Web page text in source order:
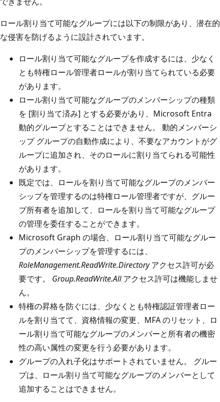
ロール割り当て可能なグループには以下の制限があり、潜在的
な侵害を防げるように設計されています。
ロール割り当て可能なグループを作成するには、少なく
とも特権ロール管理者ロールが割り当てられている必要
があります。
ロール割り当て可能なグループのメンバーシップの種類
を [割り当て済み] とする必要があり、Microsoft Entra
動的グループとすることはできません。 動的メンバーシ
ップ グループの自動作成により、不要なアカウントがグ
ループに追加され、そのロールに割り当てられる可能性
があります。
既定では、ロールを割り当て可能なグループのメンバー
シップを管理するのは特権ロール管理者ですが、グルー
プ所有者を追加して、ロールを割り当て可能なグループ
の管理を委任することができます。
Microsoft Graph の場合、ロール割り当て可能なグルー
プのメンバーシップを管理するには、
RoleManagement.ReadWrite.Directoryアクセス許可が必
要です。 Group.ReadWrite.Allアクセス許可は機能しませ
ん。
特権の昇格を防ぐには、少なくとも特権認証管理者ロー
ルを割り当てて、資格情報の変更、MFA のリセット、ロ
ール割り当て可能なグループのメンバーと所有者の機密
性の高い属性の変更を行う必要があります。
グループの入れ子化はサポートされていません。 グルー
プは、ロール割り当て可能なグループのメンバーとして
追加することはできません。